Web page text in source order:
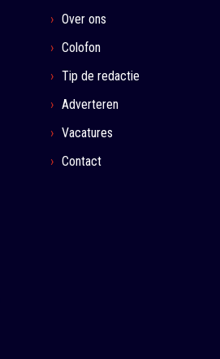
Over ons
Colofon
Tip de redactie
Adverteren
Vacatures
Contact